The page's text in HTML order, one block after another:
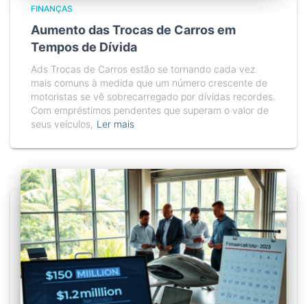
FINANÇAS
Aumento das Trocas de Carros em
Tempos de Dívida
Ads Trocas de Carros estão se tornando cada vez
mais comuns à medida que um número crescente de
motoristas se vê sobrecarregado por dívidas recordes.
Com empréstimos pendentes que superam o valor de
seus veículos, Ler mais